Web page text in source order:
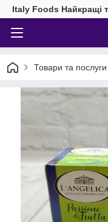
Italy Foods Найкращі
Товари та послуги